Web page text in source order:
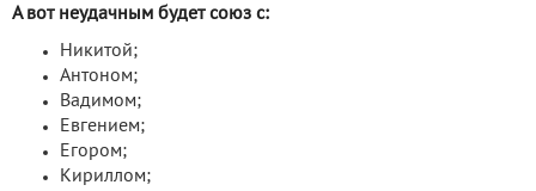
А вот неудачным будет союз с:
Никитой;
Антоном;
Вадимом;
Евгением;
Егором;
Кириллом;